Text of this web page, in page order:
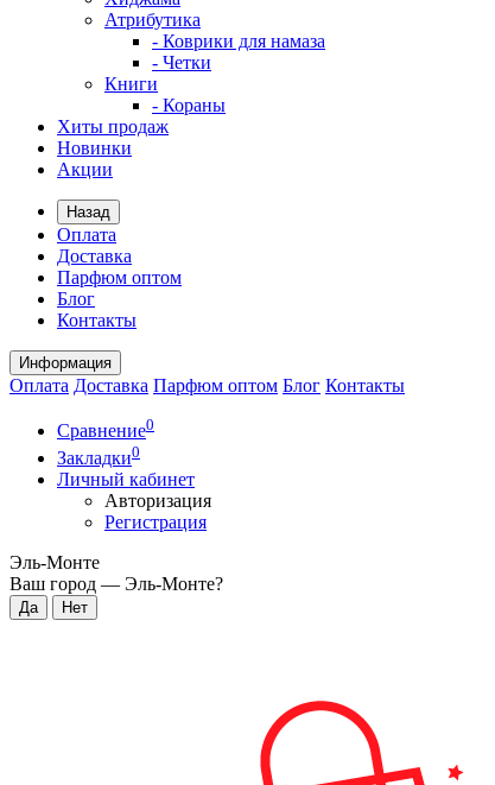
Атрибутика
- Коврики для намаза
- Четки
Книги
- Кораны
Хиты продаж
Новинки
Акции
Назад
Оплата
Доставка
Парфюм оптом
Блог
Контакты
Информация
Оплата Доставка Парфюм оптом Блог Контакты
Сравнение0
Закладки0
Личный кабинет
Авторизация
Регистрация
Эль-Монте
Ваш город — Эль-Монте?